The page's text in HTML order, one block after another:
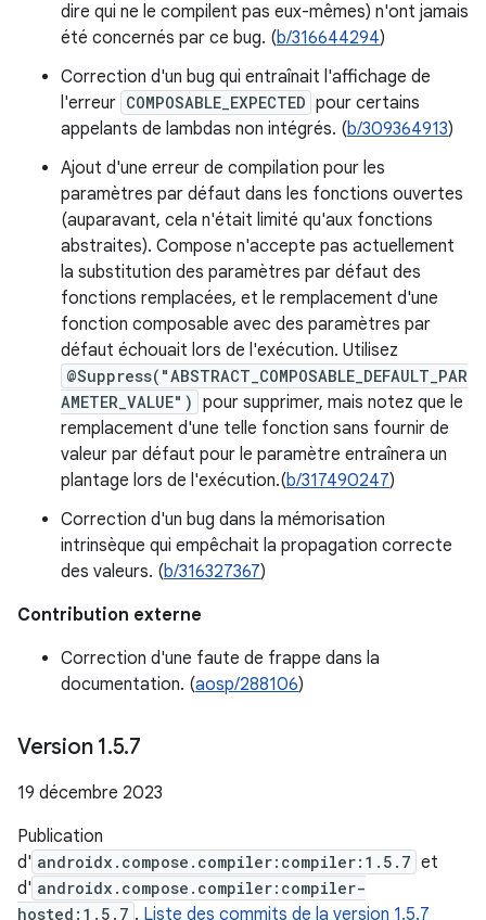
dire qui ne le compilent pas eux-mêmes) n'ont jamais
été concernés par ce bug. (b/316644294)
Correction d'un bug qui entraînait l'affichage de
l'erreur COMPOSABLE_EXPECTED pour certains
appelants de lambdas non intégrés. (b/309364913)
Ajout d'une erreur de compilation pour les
paramètres par défaut dans les fonctions ouvertes
(auparavant, cela n'était limité qu'aux fonctions
abstraites). Compose n'accepte pas actuellement
la substitution des paramètres par défaut des
fonctions remplacées, et le remplacement d'une
fonction composable avec des paramètres par
défaut échouait lors de l'exécution. Utilisez
@Suppress("ABSTRACT_COMPOSABLE_DEFAULT_PAR
AMETER_VALUE") pour supprimer, mais notez que le
remplacement d'une telle fonction sans fournir de
valeur par défaut pour le paramètre entraînera un
plantage lors de l'exécution.(b/317490247)
Correction d'un bug dans la mémorisation
intrinsèque qui empêchait la propagation correcte
des valeurs. (b/316327367)
Contribution externe
Correction d'une faute de frappe dans la
documentation. (aosp/288106)
Version 1.5.7
19 décembre 2023
Publication
d' androidx.compose.compiler:compiler:1.5.7 et
d' androidx.compose.compiler:compiler-
hosted:1.5.7 . Liste des commits de la version 1.5.7